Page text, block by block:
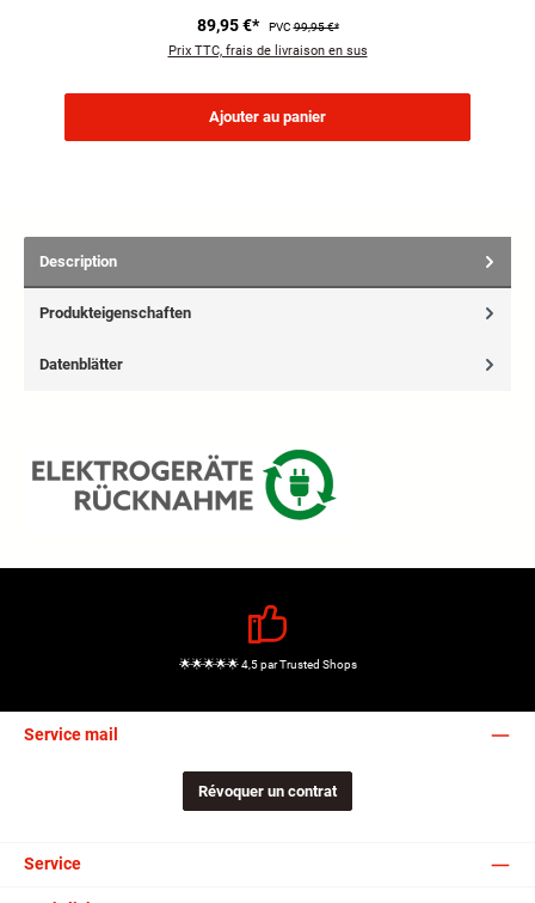
89,95 €* PVC99,95 €*
Prix TTC, frais de livraison en sus
Ajouter au panier
Description
Produkteigenschaften
Datenblätter
🌟🌟🌟🌟🌟 4,5 par Trusted Shops
Service mail
Révoquer un contrat
Service